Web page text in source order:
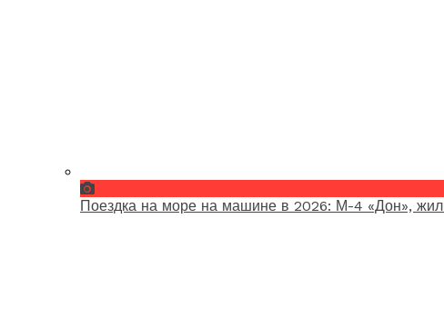
Поездка на море на машине в 2026: М-4 «Дон»,